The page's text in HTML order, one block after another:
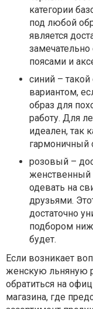
категории
под любой
является
поясами и
синий –
вариантом,
образ для
работу. Для
идеален, так
гармоничный
розовый –
женственный
одевать на
друзьями.
достаточно
подбором
будет.
Если возникает
женскую льняную
обратиться на
магазина, где